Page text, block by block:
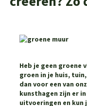
Heb je geen groene
groen in je huis,
dan voor een van
kunsthagen zijn er
uitvoeringen en kun